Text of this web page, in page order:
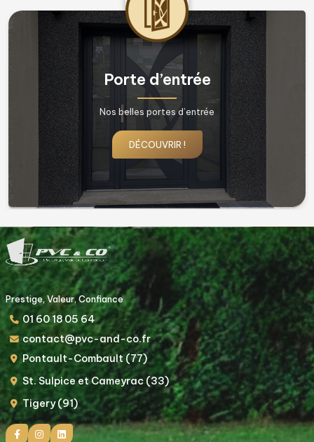
Fenêtres & Porte fenêtres
Nos belles fenêtres !
DÉCOUVRIR !
Prestige, Valeur, Confiance
01 60 18 05 64
contact@pvc-and-co.fr
Pontault-Combault (77)
St. Sulpice et Cameyrac (33)
Tigery (91)